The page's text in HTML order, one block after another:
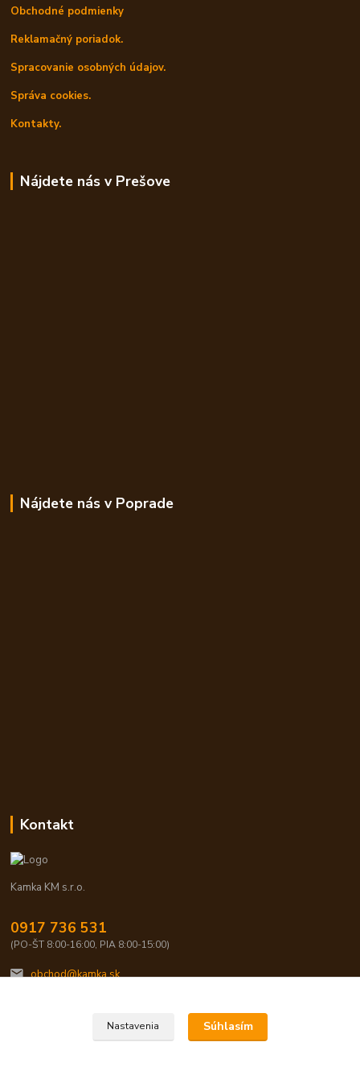
Obchodné podmienky
Reklamačný poriadok.
Spracovanie osobných údajov.
Správa cookies.
Kontakty.
Nájdete nás v Prešove
Nájdete nás v Poprade
Kontakt
Kamka KM s.r.o.
0917 736 531
(PO-ŠT 8:00-16:00, PIA 8:00-15:00)
obchod@kamka.sk
Nastavenia Súhlasím